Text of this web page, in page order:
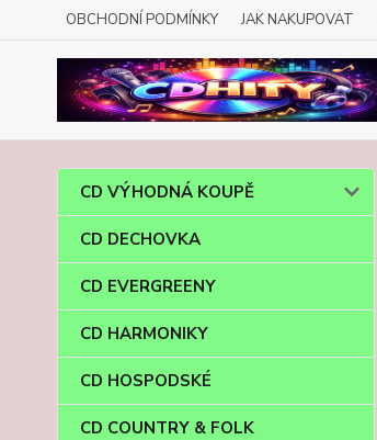
OBCHODNÍ PODMÍNKY JAK NAKUPOVAT
CD VÝHODNÁ KOUPĚ
CD DECHOVKA
CD EVERGREENY
CD HARMONIKY
CD HOSPODSKÉ
CD COUNTRY & FOLK